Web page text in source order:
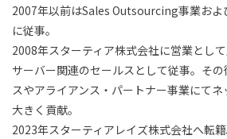
2007年以前はSales Outsourcing事業およ
に従事。
2008年スターティア株式会社に営業とし
サーバー関連のセールスとして従事。そ
スやアライアンス・パートナー事業にて
大きく貢献。
2023年スターティアレイズ株式会社へ転